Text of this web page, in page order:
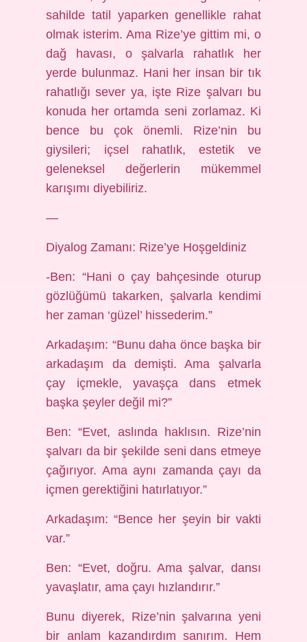
sahilde tatil yaparken genellikle rahat
olmak isterim. Ama Rize’ye gittim mi, o
dağ havası, o şalvarla rahatlık her
yerde bulunmaz. Hani her insan bir tık
rahatlığı sever ya, işte Rize şalvarı bu
konuda her ortamda seni zorlamaz. Ki
bence bu çok önemli. Rize’nin bu
giysileri; içsel rahatlık, estetik ve
geleneksel değerlerin mükemmel
karışımı diyebiliriz.
—
Diyalog Zamanı: Rize’ye Hoşgeldiniz
-Ben: “Hani o çay bahçesinde oturup
gözlüğümü takarken, şalvarla kendimi
her zaman ‘güzel’ hissederim.”
Arkadaşım: “Bunu daha önce başka bir
arkadaşım da demişti. Ama şalvarla
çay içmekle, yavaşça dans etmek
başka şeyler değil mi?”
Ben: “Evet, aslında haklısın. Rize’nin
şalvarı da bir şekilde seni dans etmeye
çağırıyor. Ama aynı zamanda çayı da
içmen gerektiğini hatırlatıyor.”
Arkadaşım: “Bence her şeyin bir vakti
var.”
Ben: “Evet, doğru. Ama şalvar, dansı
yavaşlatır, ama çayı hızlandırır.”
Bunu diyerek, Rize’nin şalvarına yeni
bir anlam kazandırdım sanırım. Hem